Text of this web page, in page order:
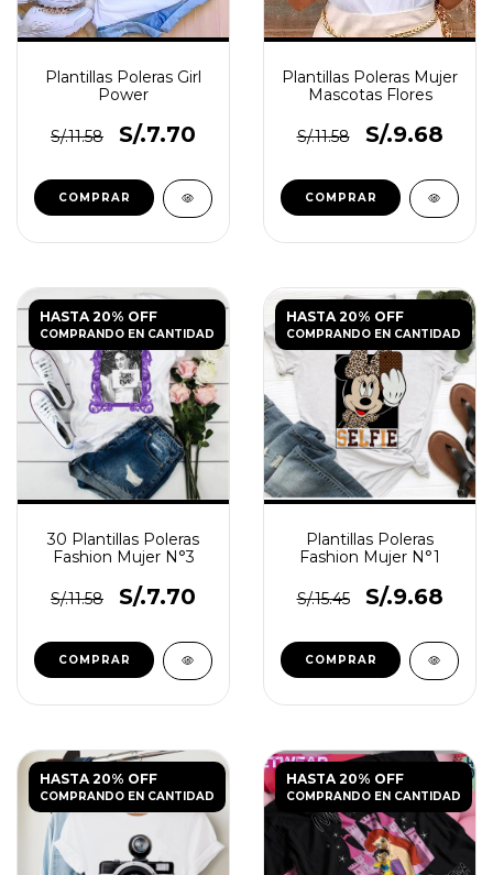
Plantillas Poleras Girl
Power
S/.11.58 S/.7.70
Plantillas Poleras Mujer
Mascotas Flores
S/.11.58 S/.9.68
HASTA 20% OFF
COMPRANDO EN CANTIDAD
30 Plantillas Poleras
Fashion Mujer N°3
S/.11.58 S/.7.70
HASTA 20% OFF
COMPRANDO EN CANTIDAD
Plantillas Poleras
Fashion Mujer N°1
S/.15.45 S/.9.68
HASTA 20% OFF
COMPRANDO EN CANTIDAD
HASTA 20% OFF
COMPRANDO EN CANTIDAD